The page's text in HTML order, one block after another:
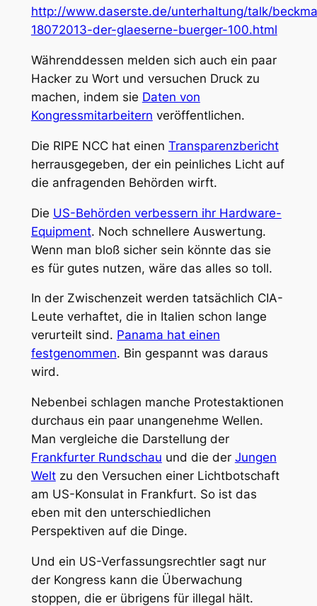
http://www.daserste.de/unterhaltung/talk/
18072013-der-glaeserne-buerger-100.html
Währenddessen melden sich auch ein paar
Hacker zu Wort und versuchen Druck zu
machen, indem sie Daten von
Kongressmitarbeitern veröffentlichen.
Die RIPE NCC hat einen Transparenzbericht
herrausgegeben, der ein peinliches Licht auf
die anfragenden Behörden wirft.
Die US-Behörden verbessern ihr Hardware-
Equipment. Noch schnellere Auswertung.
Wenn man bloß sicher sein könnte das sie
es für gutes nutzen, wäre das alles so toll.
In der Zwischenzeit werden tatsächlich CIA-
Leute verhaftet, die in Italien schon lange
verurteilt sind. Panama hat einen
festgenommen. Bin gespannt was daraus
wird.
Nebenbei schlagen manche Protestaktionen
durchaus ein paar unangenehme Wellen.
Man vergleiche die Darstellung der
Frankfurter Rundschau und die der Jungen
Weltzu den Versuchen einer Lichtbotschaft
am US-Konsulat in Frankfurt. So ist das
eben mit den unterschiedlichen
Perspektiven auf die Dinge.
Und ein US-Verfassungsrechtler sagt nur
der Kongress kann die Überwachung
stoppen, die er übrigens für illegal hält.